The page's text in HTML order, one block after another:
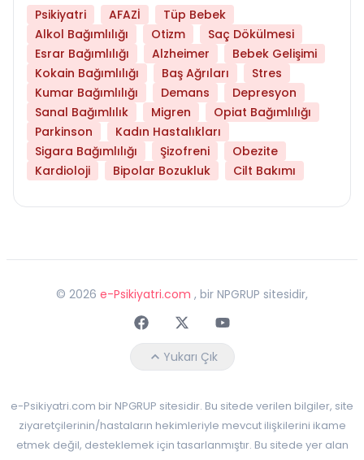
Psikiyatri AFAZİ
Tüp Bebek
Alkol Bağımlılığı
Otizm
Saç Dökülmesi
Esrar Bağımlılığı
Alzheimer
Bebek Gelişimi
Kokain Bağımlılığı
Baş Ağrıları
Stres
Kumar Bağımlılığı
Demans
Depresyon
Sanal Bağımlılık
Migren
Opiat Bağımlılığı
Parkinson
Kadın Hastalıkları
Sigara Bağımlılığı
Şizofreni
Obezite
Kardioloji
Bipolar Bozukluk Cilt Bakımı
© 2026 e-Psikiyatri.com , bir NPGRUP sitesidir,
FaceebokTwitterYoutube
Yukarı Çık
e-Psikiyatri.com bir NPGRUP sitesidir. Bu sitede verilen bilgiler, site
ziyaretçilerinin/hastaların hekimleriyle mevcut ilişkilerini ikame
etmek değil, desteklemek için tasarlanmıştır. Bu sitede yer alan